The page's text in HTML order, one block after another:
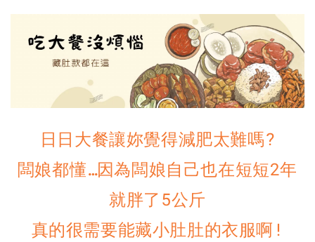
日日大餐讓妳覺得減肥太難嗎?
闆娘都懂…因為闆娘自己也在短短2年
就胖了5公斤
真的很需要能藏小肚肚的衣服啊!